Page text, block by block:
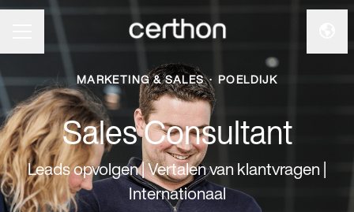
MARKETING & SALES · POELDIJK
Sales Consultant
Leads opvolgen | Vertalen van klantvragen |
Internationaal